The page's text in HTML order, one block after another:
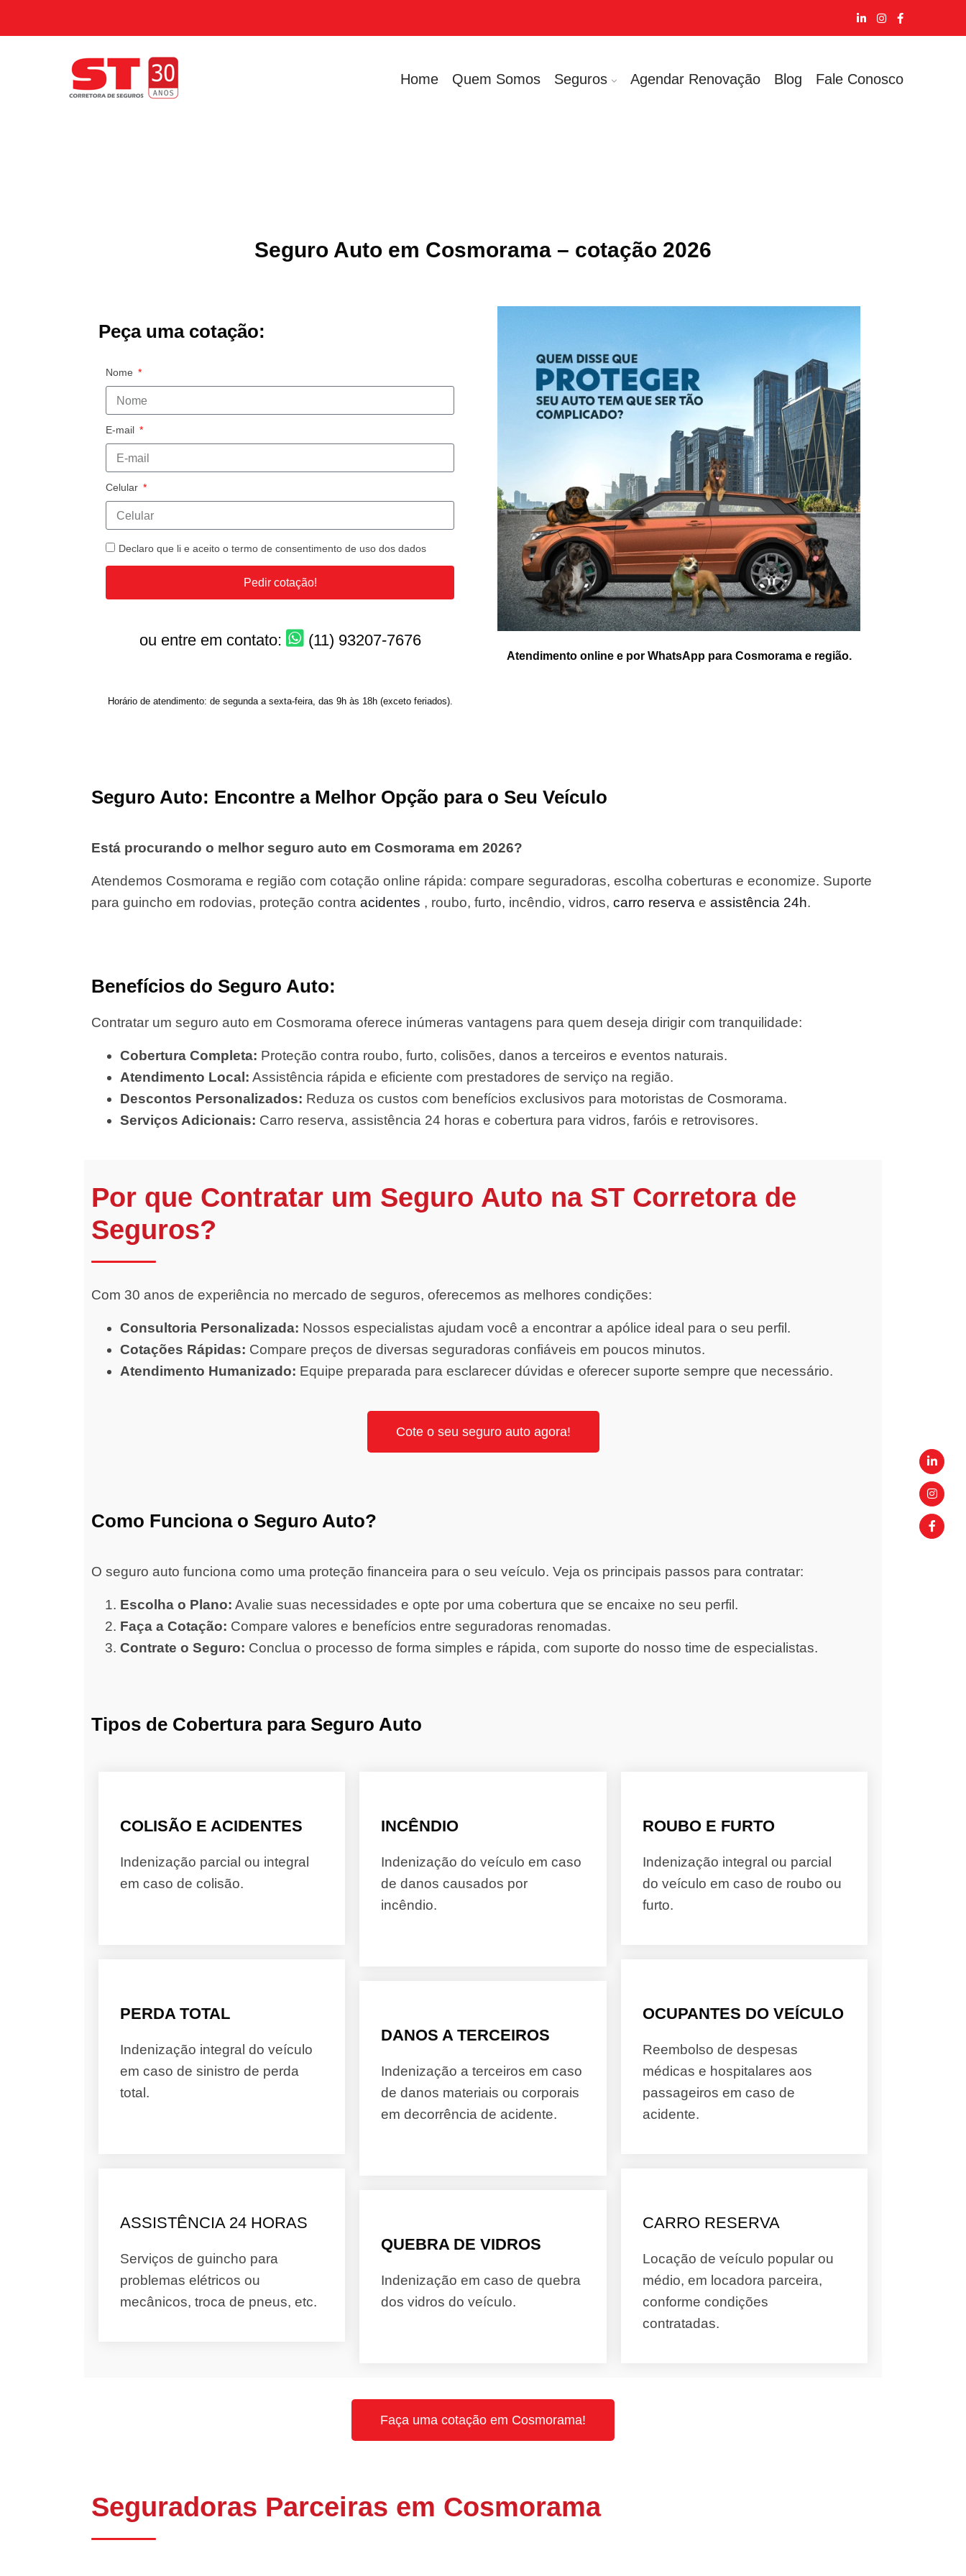
Home Quem Somos Seguros Agendar Renovação Blog Fale Conosco
Seguro Auto em Cosmorama – cotação 2026
Peça uma cotação:
Nome
E-mail
Celular
Declaro que li e aceito o termo de consentimento de uso dos dados
Pedir cotação!
ou entre em contato: (11) 93207-7676
Horário de atendimento: de segunda a sexta-feira, das 9h às 18h (exceto feriados).
Atendimento online e por WhatsApp para Cosmorama e região.
Seguro Auto: Encontre a Melhor Opção para o Seu Veículo
Está procurando o melhor seguro auto em Cosmorama em 2026?
Atendemos Cosmorama e região com cotação online rápida: compare seguradoras, escolha coberturas e economize. Suporte
para guincho em rodovias, proteção contra acidentes , roubo, furto, incêndio, vidros, carro reserva e assistência 24h.
Benefícios do Seguro Auto:
Contratar um seguro auto em Cosmorama oferece inúmeras vantagens para quem deseja dirigir com tranquilidade:
Cobertura Completa: Proteção contra roubo, furto, colisões, danos a terceiros e eventos naturais.
Atendimento Local: Assistência rápida e eficiente com prestadores de serviço na região.
Descontos Personalizados: Reduza os custos com benefícios exclusivos para motoristas de Cosmorama.
Serviços Adicionais: Carro reserva, assistência 24 horas e cobertura para vidros, faróis e retrovisores.
Por que Contratar um Seguro Auto na ST Corretora de
Seguros?
Com 30 anos de experiência no mercado de seguros, oferecemos as melhores condições:
Consultoria Personalizada: Nossos especialistas ajudam você a encontrar a apólice ideal para o seu perfil.
Cotações Rápidas: Compare preços de diversas seguradoras confiáveis em poucos minutos.
Atendimento Humanizado: Equipe preparada para esclarecer dúvidas e oferecer suporte sempre que necessário.
Cote o seu seguro auto agora!
Como Funciona o Seguro Auto?
O seguro auto funciona como uma proteção financeira para o seu veículo. Veja os principais passos para contratar:
Escolha o Plano: Avalie suas necessidades e opte por uma cobertura que se encaixe no seu perfil.
Faça a Cotação: Compare valores e benefícios entre seguradoras renomadas.
Contrate o Seguro: Conclua o processo de forma simples e rápida, com suporte do nosso time de especialistas.
Tipos de Cobertura para Seguro Auto
COLISÃO E ACIDENTES
Indenização parcial ou integral
em caso de colisão.
PERDA TOTAL
Indenização integral do veículo
em caso de sinistro de perda
total.
ASSISTÊNCIA 24 HORAS
Serviços de guincho para
problemas elétricos ou
mecânicos, troca de pneus, etc.
INCÊNDIO
Indenização do veículo em caso
de danos causados por
incêndio.
DANOS A TERCEIROS
Indenização a terceiros em caso
de danos materiais ou corporais
em decorrência de acidente.
QUEBRA DE VIDROS
Indenização em caso de quebra
dos vidros do veículo.
ROUBO E FURTO
Indenização integral ou parcial
do veículo em caso de roubo ou
furto.
OCUPANTES DO VEÍCULO
Reembolso de despesas
médicas e hospitalares aos
passageiros em caso de
acidente.
CARRO RESERVA
Locação de veículo popular ou
médio, em locadora parceira,
conforme condições
contratadas.
Faça uma cotação em Cosmorama!
Seguradoras Parceiras em Cosmorama